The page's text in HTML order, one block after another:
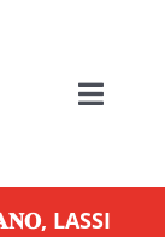
Toggle
LASSI